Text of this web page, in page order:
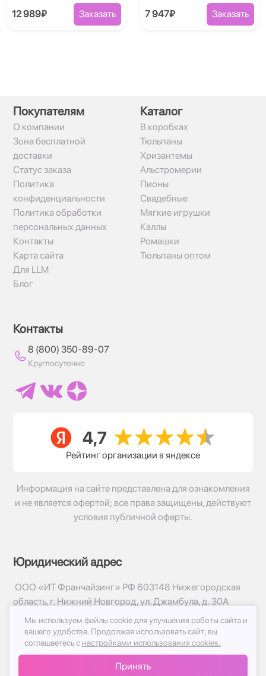
12 989₽ Заказать 7 947₽ Заказать
Покупателям
О компании
Зона бесплатной
доставки
Статус заказа
Политика
конфиденциальности
Политика обработки
персональных данных
Контакты
Карта сайта
Для LLM
Блог
Каталог
В коробках
Тюльпаны
Хризантемы
Альстромерии
Пионы
Свадебные
Мягкие игрушки
Каллы
Ромашки
Тюльпаны оптом
Контакты
8 (800) 350-89-07
Круглосуточно
Рейтинг организации в яндексе
Информация на сайте представлена для ознакомления
и не является офертой; все права защищены, действуют
условия публичной оферты.
Юридический адрес
ООО «ИТ Франчайзинг» РФ 603148 Нижегородская
область, г. Нижний Новгород, ул. Джамбула, д. 30А
© 2017-2026г, База Цветов 24.ру
Политика конфиденциальности
Публичная оферта
Мы используем файлы cookie для улучшения работы сайта и
вашего удобства. Продолжая использовать сайт, вы
соглашаетесь с настройками использования cookies.
Принять